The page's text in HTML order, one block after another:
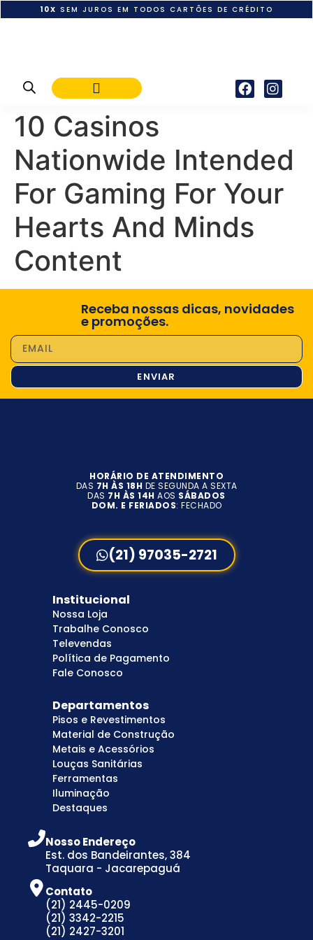
10X SEM JUROS EM TODOS CARTÕES DE CRÉDITO
10 Casinos
Nationwide Intended
For Gaming For Your
Hearts And Minds
Content
Receba nossas dicas, novidades
e promoções.
ENVIAR
HORÁRIO DE ATENDIMENTO
DAS 7H ÀS 18H DE SEGUNDA A SEXTA
DAS 7H ÀS 14H AOS SÁBADOS
DOM. E FERIADOS: FECHADO
(21) 97035-2721
Institucional
Nossa Loja
Trabalhe Conosco
Televendas
Política de Pagamento
Fale Conosco
Departamentos
Pisos e Revestimentos
Material de Construção
Metais e Acessórios
Louças Sanitárias
Ferramentas
Iluminação
Destaques
Nosso Endereço
Est. dos Bandeirantes, 384
Taquara - Jacarepaguá
Contato
(21) 2445-0209
(21) 3342-2215
(21) 2427-3201